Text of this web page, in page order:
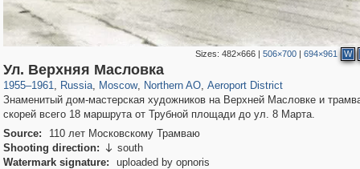
Sizes:482×666 |506×700 |694×961 W
Ул. Верхняя Масловка
1955–1961, Russia
1,406,450 29,243
, Moscow
319,780 8,286
, Northern AO
22,533 598
, Aeroport District
Знаменитый дом-мастерская художников на Верхней Масловке и
скорей всего 18 маршрута от Трубной площади до ул. 8 Марта.
Source:
110 лет Московскому Трамваю
Shooting direction:  south
Watermark signature:
uploaded by opnoris